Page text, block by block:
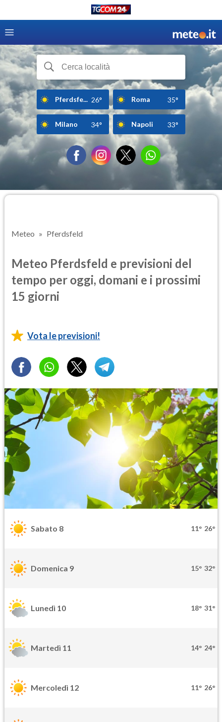
Pferdsfe... 26° Roma 35°
Milano 34° Napoli 33°
Meteo Pferdsfeld
Meteo Pferdsfeld e previsioni del
tempo per oggi, domani e i prossimi
15 giorni
Vota le previsioni!
Sabato 8 11° 26°
Domenica 9 15° 32°
Lunedì 10 18° 31°
Martedì 11 14° 24°
Mercoledì 12 11° 26°